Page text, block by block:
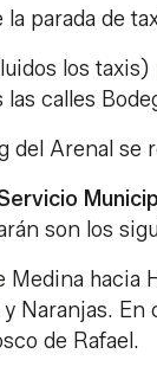
parada de
los
calles
del Arenal
son los
hacia
Naranjas.
de Rafael.